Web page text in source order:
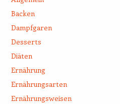
Backen
Dampfgaren
Desserts
Diäten
Ernährung
Ernährungsarten
Ernährungsweisen